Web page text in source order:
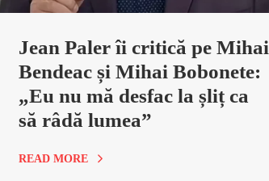
Jean Paler îi critică pe Mihai
Bendeac și Mihai Bobonete:
„Eu nu mă desfac la șliț ca
să râdă lumea”
READ MORE